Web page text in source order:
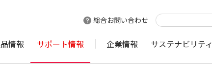
総合お問い合わせ
情報 サポート情報 企業情報 サステナビリティ